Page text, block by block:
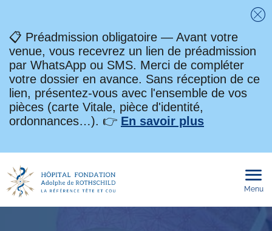
📋 Préadmission obligatoire — Avant votre
venue, vous recevrez un lien de préadmission
par WhatsApp ou SMS. Merci de compléter
votre dossier en avance. Sans réception de ce
lien, présentez-vous avec l'ensemble de vos
pièces (carte Vitale, pièce d'identité,
ordonnances…). 👉 En savoir plus
Menu